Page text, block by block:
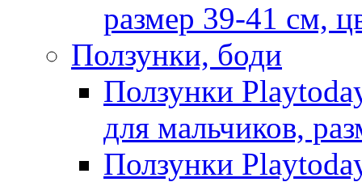
размер 39-41 см,
Ползунки, боди
Ползунки
для мальчиков,
Ползунки